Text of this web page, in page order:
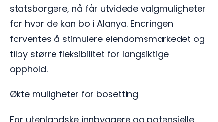
statsborgere, nå får utvidede valgmuligheter
for hvor de kan bo i Alanya. Endringen
forventes å stimulere eiendomsmarkedet og
tilby større fleksibilitet for langsiktige
opphold.
Økte muligheter for bosetting
For utenlandske innbyggere og potensielle